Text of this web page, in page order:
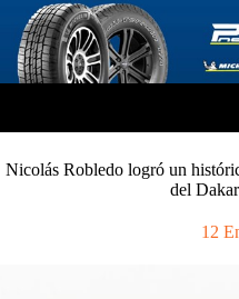
Nicolás Robledo logró un
del
12